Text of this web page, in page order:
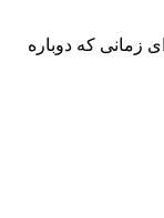
زمانی که دوباره